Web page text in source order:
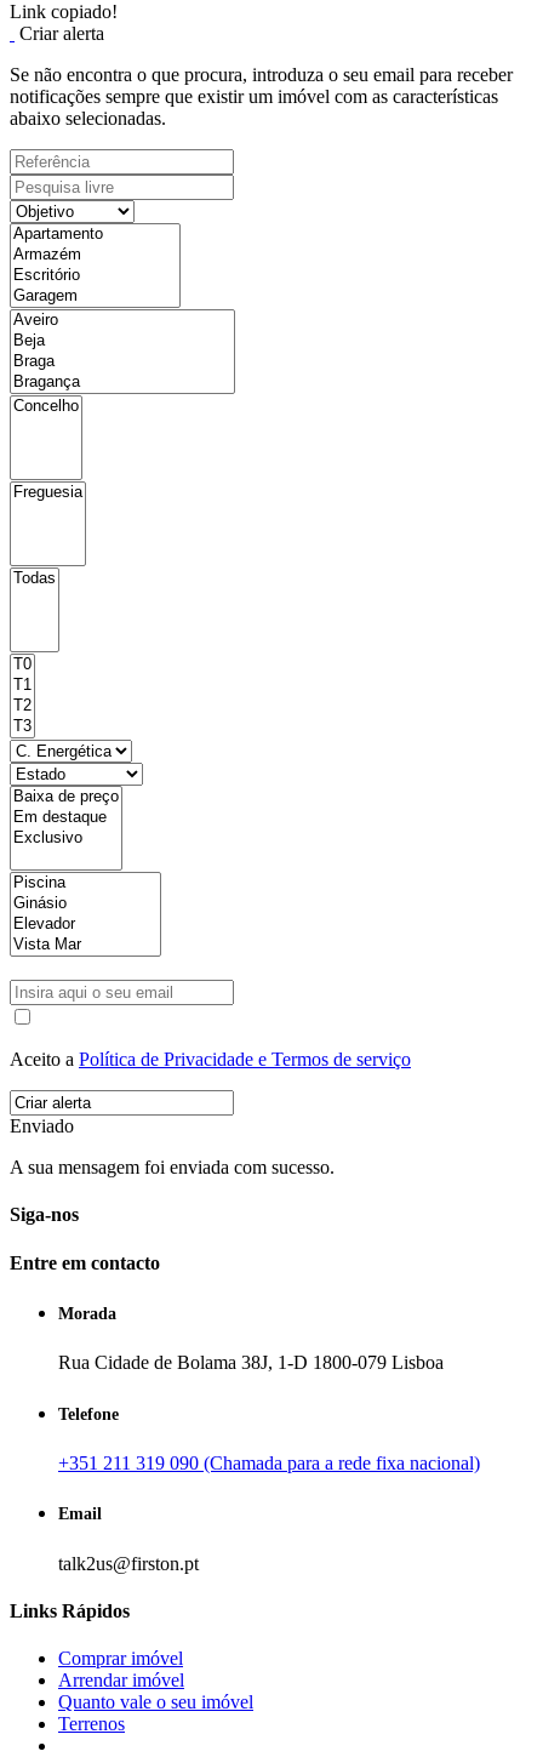
Link copiado!
Criar alerta
Se não encontra o que procura, introduza o seu email para receber
notificações sempre que existir um imóvel com as características
abaixo selecionadas.
Aceito a Política de Privacidade e Termos de serviço
Enviado
A sua mensagem foi enviada com sucesso.
Siga-nos
Entre em contacto
Morada
Rua Cidade de Bolama 38J, 1-D 1800-079 Lisboa
Telefone
+351 211 319 090 (Chamada para a rede fixa nacional)
Email
talk2us@firston.pt
Links Rápidos
Comprar imóvel
Arrendar imóvel
Quanto vale o seu imóvel
Terrenos